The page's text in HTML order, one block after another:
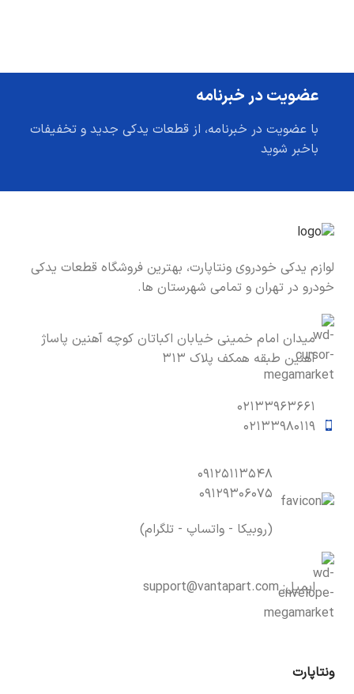
عضویت در خبرنامه
با عضویت در خبرنامه، از قطعات یدکی جدید و تخفیفات
باخبر شوید
لوازم یدکی خودروی ونتاپارت، بهترین فروشگاه قطعات یدکی
خودرو در تهران و تمامی شهرستان ها.
میدان امام خمینی خیابان اکباتان کوچه آهنین پاساژ
آهنین طبقه همکف پلاک ۳۱۳
۰۲۱۳۳۹۶۳۶۶۱
۰۲۱۳۳۹۸۰۱۱۹
۰۹۱۲۵۱۱۳۵۴۸
۰۹۱۲۹۳۰۶۰۷۵
(روبیکا - واتساپ - تلگرام)
ایمیل:support@vantapart.com
ونتاپارت